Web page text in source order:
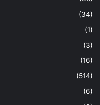
(34)
(1)
(3)
(16)
(514)
(6)